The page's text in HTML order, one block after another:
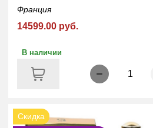
Франция
14599.00 руб.
В наличии
1
Скидка